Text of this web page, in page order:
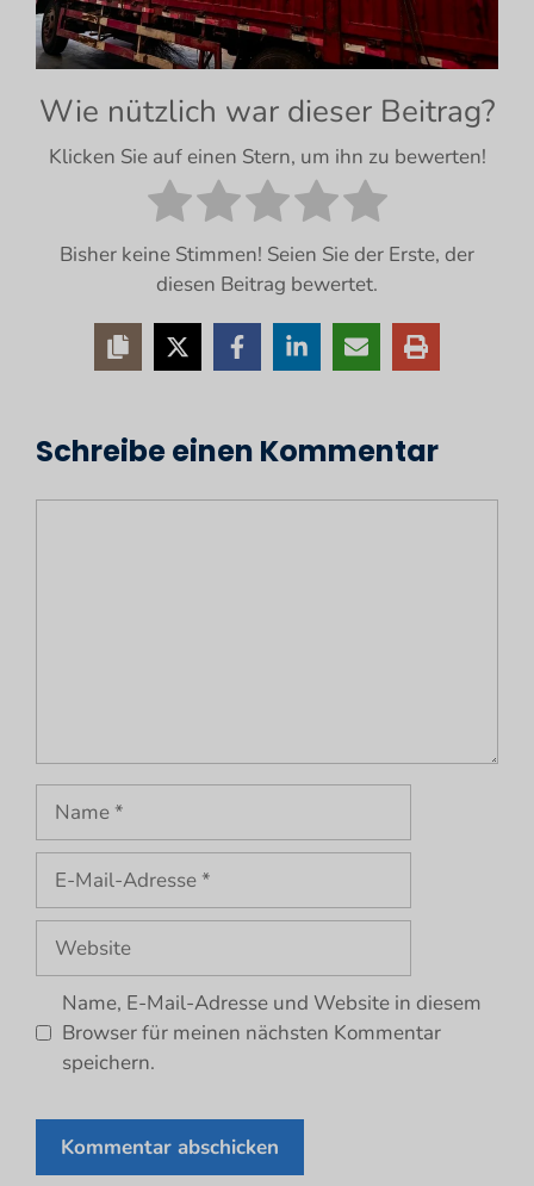
Wie nützlich war dieser Beitrag?
Klicken Sie auf einen Stern, um ihn zu bewerten!
Bisher keine Stimmen! Seien Sie der Erste, der
diesen Beitrag bewertet.
Schreibe einen Kommentar
Name
Mail-
Adresse
Website
Name, E-Mail-Adresse und Website in diesem
Browser für meinen nächsten Kommentar
speichern.